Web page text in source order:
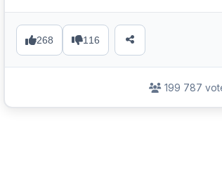
268 116
199 787